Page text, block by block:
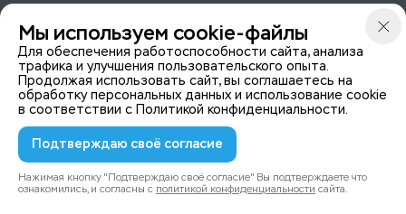
Светлановский пр-кт, д. 70, корп. 1
Мы в Telegam
© 2015-2026 ISeeYou - системы безопасности
Политика конфиденциальности
Мы используем cookie-файлы
Для обеспечения работоспособности сайта, анализа
трафика и улучшения пользовательского опыта.
Продолжая использовать сайт, вы соглашаетесь на
обработку персональных данных и использование cookie
в соответствии с Политикой конфиденциальности.
Подтверждаю своё согласие
Нажимая кнопку "Подтверждаю своё согласие" Вы подтверждаете что
ознакомились, и согласны с политикой конфиденциальности сайта.